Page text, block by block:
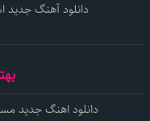
دانلود آهنگ جدید
دانلود اهنگ جدید